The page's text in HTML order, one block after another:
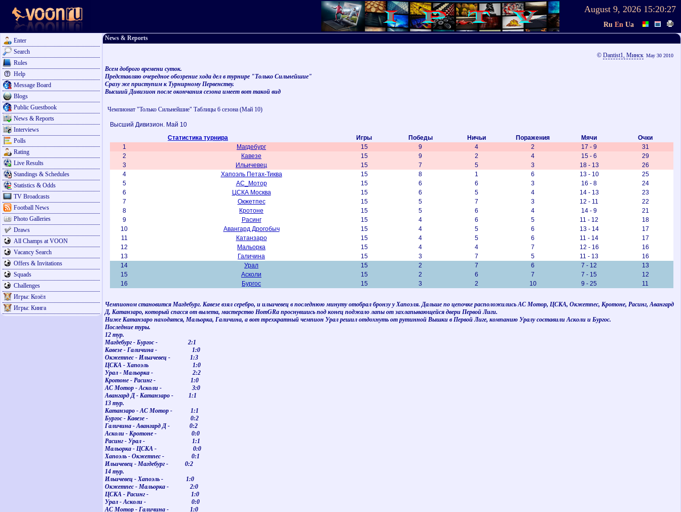
August 9, 2026 15:20:27
Ru En Ua
Enter
Search
Rules
Help
Message Board
Blogs
Public Guestbook
News & Reports
Interviews
Polls
Rating
Live Results
Standings & Schedules
Statistics & Odds
TV Broadcasts
Football News
Photo Galleries
Draws
All Champs at VOON
Vacancy Search
Offers & Invitations
Squads
Challenges
Игры: Козёл
Игры: Кинга
News & Reports
© Dantist1, Минск May 30 2010
Всем доброго времени суток.
Представляю очередное обозрение хода дел в турнире "Только Сильнейшие"
Сразу же приступим к Турнирному Первенству.
Высший Дивизион после окончания сезона имеет вот такой вид
Чемпионат "Только Сильнейшие" Таблицы 6 сезона (Май 10)
Высший Дивизион. Май 10
Статистика турнира
Игры Победы Ничьи Поражения Мячи
Очки
1
Магдебург 15 9 4 2 17 - 9
31
2
Кавезе 15 9 2 4 15 - 6
29
3
Ильичевец 15 7 5 3 18 - 13
26
4
Хапоэль Петах-Тиква 15 8 1 6 13 - 10
25
5
АС_Мотор 15 6 6 3 16 - 8
24
6
ЦСКА Москва 15 6 5 4 14 - 13
23
7
Окжетпес 15 5 7 3 12 - 11
22
8
Кротоне 15 5 6 4 14 - 9
21
9
Расинг 15 4 6 5 11 - 12
18
10
Авангард Дрогобыч 15 4 5 6 13 - 14
17
11
Катанзаро 15 4 5 6 11 - 14
17
12
Мальорка 15 4 4 7 12 - 16
16
13
Галичина 15 3 7 5 11 - 13
16
14
Урал 15 2 7 6 7 - 12
13
15
Асколи 15 2 6 7 7 - 15
12
16
Бургос 15 3 2 10 9 - 25 11
Чемпионом становится Магдебург. Кавезе взял серебро, и ильичевец в последнюю минуту отобрал бронзу у Хапоэля. Дальше по цепочке расположились АС Мотор, ЦСКА, Окжетпес, Кротоне, Расинг, Авангард
Д, Катанзаро, который спасся от вылета, мастерство HomGRa проснувшись под конец поджало лапы от захлапывающейся двери Первой Лиги.
Ниже Катанзаро находятся, Мальорка, Галичина, а вот трехкратный чемпион Урал решил отдохнуть от рутинной Вышки в Первой Лиге, компанию Уралу составили Асколи и Бургос.
Последние туры.
12 тур.
Магдебург - Бургос - 2:1
Кавезе - Галичина - 1:0
Окжетпес - Ильичевец - 1:3
ЦСКА - Хапоэль 1:0
Урал - Мальорка - 2:2
Кротоне - Расинг - 1:0
АС Мотор - Асколи - 3:0
Авангард Д - Катанзаро - 1:1
13 тур.
Катанзаро - АС Мотор - 1:1
Бургос - Кавезе - 0:2
Галичина - Авангард Д - 0:2
Асколи - Кротоне - 0:0
Расинг - Урал - 1:1
Мальорка - ЦСКА - 0:0
Хапоэль - Окжетпес - 0:1
Ильичевец - Магдебург - 0:2
14 тур.
Ильичевец - Хапоэль - 1:0
Окжетпес - Мальорка - 2:0
ЦСКА - Расинг - 1:0
Урал - Асколи - 0:0
АС Мотор - Галичина - 1:0